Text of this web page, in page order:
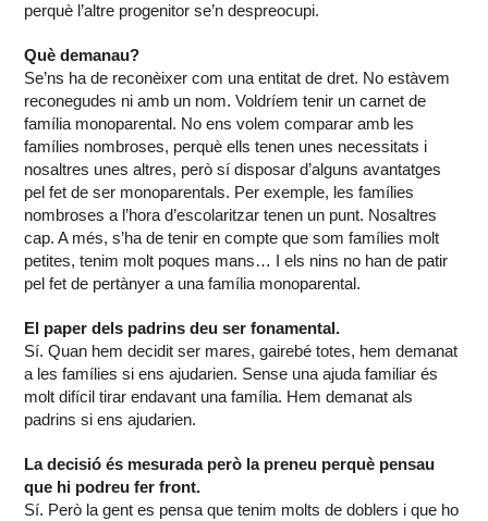
perquè l’altre progenitor se’n despreocupi.
Què demanau?
Se’ns ha de reconèixer com una entitat de dret. No estàvem
reconegudes ni amb un nom. Voldríem tenir un carnet de
família monoparental. No ens volem comparar amb les
famílies nombroses, perquè ells tenen unes necessitats i
nosaltres unes altres, però sí disposar d’alguns avantatges
pel fet de ser monoparentals. Per exemple, les famílies
nombroses a l’hora d’escolaritzar tenen un punt. Nosaltres
cap. A més, s’ha de tenir en compte que som famílies molt
petites, tenim molt poques mans… I els nins no han de patir
pel fet de pertànyer a una família monoparental.
El paper dels padrins deu ser fonamental.
Sí. Quan hem decidit ser mares, gairebé totes, hem demanat
a les famílies si ens ajudarien. Sense una ajuda familiar és
molt difícil tirar endavant una família. Hem demanat als
padrins si ens ajudarien.
La decisió és mesurada però la preneu perquè pensau
que hi podreu fer front.
Sí. Però la gent es pensa que tenim molts de doblers i que ho